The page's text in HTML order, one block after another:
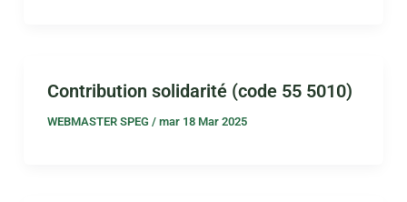
Contribution solidarité (code 55 5010)
WEBMASTER SPEG / mar 18 Mar 2025